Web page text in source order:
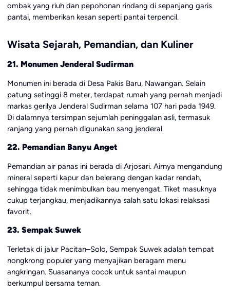
ombak yang riuh dan pepohonan rindang di sepanjang garis
pantai, memberikan kesan seperti pantai terpencil.
Wisata Sejarah, Pemandian, dan Kuliner
21. Monumen Jenderal Sudirman
Monumen ini berada di Desa Pakis Baru, Nawangan. Selain
patung setinggi 8 meter, terdapat rumah yang pernah menjadi
markas gerilya Jenderal Sudirman selama 107 hari pada 1949.
Di dalamnya tersimpan sejumlah peninggalan asli, termasuk
ranjang yang pernah digunakan sang jenderal.
22. Pemandian Banyu Anget
Pemandian air panas ini berada di Arjosari. Airnya mengandung
mineral seperti kapur dan belerang dengan kadar rendah,
sehingga tidak menimbulkan bau menyengat. Tiket masuknya
cukup terjangkau, menjadikannya salah satu lokasi relaksasi
favorit.
23. Sempak Suwek
Terletak di jalur Pacitan–Solo, Sempak Suwek adalah tempat
nongkrong populer yang menyajikan beragam menu
angkringan. Suasananya cocok untuk santai maupun
berkumpul bersama teman.